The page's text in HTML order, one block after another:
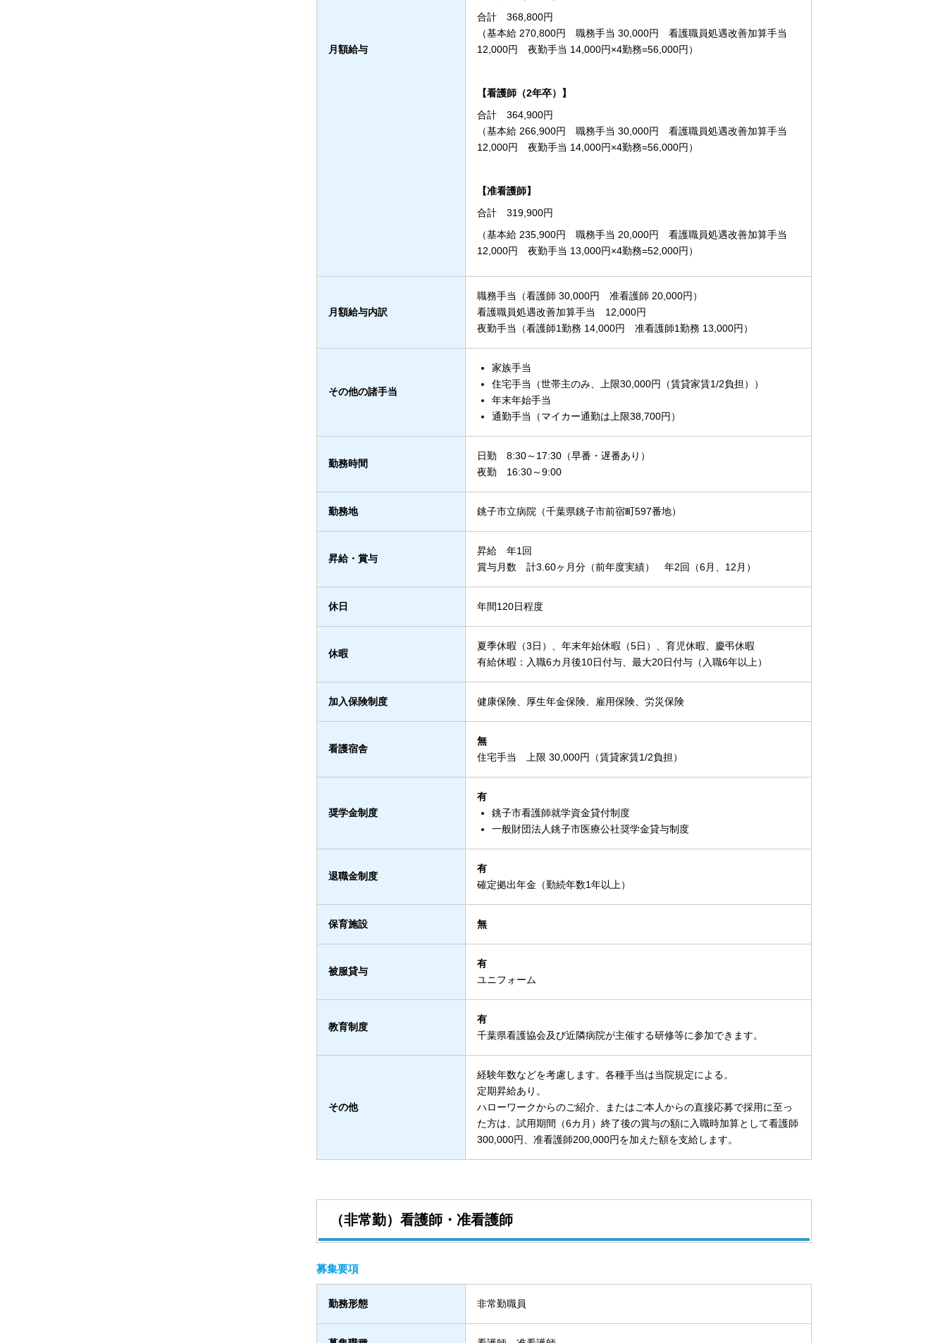
月額給与
合計 368,800円
（基本給 270,800円 職務手当 30,000円 看護職員処遇改善加算手当
12,000円 夜勤手当 14,000円×4勤務=56,000円）
【看護師（2年卒）】
合計 364,900円
（基本給 266,900円 職務手当 30,000円 看護職員処遇改善加算手当
12,000円 夜勤手当 14,000円×4勤務=56,000円）
【准看護師】
合計 319,900円
（基本給 235,900円 職務手当 20,000円 看護職員処遇改善加算手当
12,000円 夜勤手当 13,000円×4勤務=52,000円）
月額給与内訳
職務手当（看護師 30,000円 准看護師 20,000円）
看護職員処遇改善加算手当 12,000円
夜勤手当（看護師1勤務 14,000円 准看護師1勤務 13,000円）
その他の諸手当
家族手当
住宅手当（世帯主のみ、上限30,000円（賃貸家賃1/2負担））
年末年始手当
通勤手当（マイカー通勤は上限38,700円）
勤務時間
日勤 8:30～17:30（早番・遅番あり）
夜勤 16:30～9:00
勤務地 銚子市立病院（千葉県銚子市前宿町597番地）
昇給・賞与
昇給 年1回
賞与月数 計3.60ヶ月分（前年度実績） 年2回（6月、12月）
休日 年間120日程度
休暇
夏季休暇（3日）、年末年始休暇（5日）、育児休暇、慶弔休暇
有給休暇：入職6カ月後10日付与、最大20日付与（入職6年以上）
加入保険制度 健康保険、厚生年金保険、雇用保険、労災保険
看護宿舎
無
住宅手当 上限 30,000円（賃貸家賃1/2負担）
奨学金制度
有
銚子市看護師就学資金貸付制度
一般財団法人銚子市医療公社奨学金貸与制度
退職金制度
有
確定拠出年金（勤続年数1年以上）
保育施設 無
被服貸与
有
ユニフォーム
教育制度
有
千葉県看護協会及び近隣病院が主催する研修等に参加できます。
その他
経験年数などを考慮します。各種手当は当院規定による。
定期昇給あり。
ハローワークからのご紹介、またはご本人からの直接応募で採用に至っ
た方は、試用期間（6カ月）終了後の賞与の額に入職時加算として看護師
300,000円、准看護師200,000円を加えた額を支給します。
（非常勤）看護師・准看護師
募集要項
勤務形態 非常勤職員